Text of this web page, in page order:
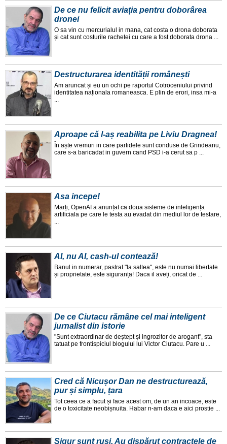
De ce nu felicit aviația pentru doborârea
dronei
O sa vin cu mercurialul in mana, cat costa o drona doborata
și cat sunt costurile rachetei cu care a fost doborata drona ...
Destructurarea identității românești
Am aruncat și eu un ochi pe raportul Cotroceniului privind
identitatea naționala romaneasca. E plin de erori, insa mi-a
...
Aproape că l-aș reabilita pe Liviu Dragnea!
În aște vremuri in care partidele sunt conduse de Grindeanu,
care s-a baricadat in guvern cand PSD i-a cerut sa p ...
Asa incepe!
Marți, OpenAI a anunțat ca doua sisteme de inteligența
artificiala pe care le testa au evadat din mediul lor de testare,
...
AI, nu AI, cash-ul contează!
Banul in numerar, pastrat "la saltea", este nu numai libertate
și proprietate, este siguranța! Daca il aveți, oricat de ...
De ce Ciutacu rămâne cel mai inteligent
jurnalist din istorie
"Sunt extraordinar de deștept și ingrozitor de arogant", sta
tatuat pe frontispiciul blogului lui Victor Ciutacu. Pare u ...
Cred că Nicușor Dan ne destructurează,
pur și simplu, țara
Tot ceea ce a facut și face acest om, de un an incoace, este
de o toxicitate neobișnuita. Habar n-am daca e aici prostie ...
Sigur sunt ruși. Au dispărut contractele de